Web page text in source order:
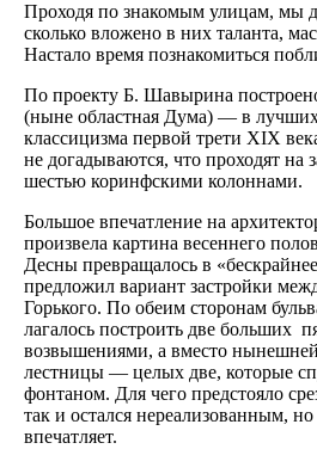
Проходя по знакомым улицам, мы
сколько вложено в них таланта,
Настало время познако­миться
По проекту Б. Шавырина
(ныне об­ластная Дума) — в лучших
классицизма первой трети XIX
не догадываются, что проходят на
шестью коринфскими колоннами.
Большое впечатление на
произвела кар­тина весеннего
Десны превращалось в
предло­жил вариант застройки
Горького. По обеим сторонам
лагалось построить две больших
возвы­шениями, а вместо
лестницы — целых две, которые
фонтаном. Для чего пред­стояло
так и остался нереализованным,
впечатляет.